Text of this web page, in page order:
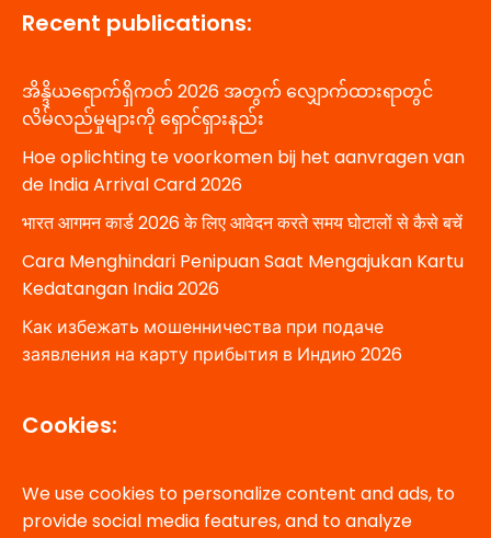
Recent publications:
အိန္ဒိယရောက်ရှိကတ် 2026 အတွက် လျှောက်ထားရာတွင်
လိမ်လည်မှုများကို ရှောင်ရှားနည်း
Hoe oplichting te voorkomen bij het aanvragen van
de India Arrival Card 2026
भारत आगमन कार्ड 2026 के लिए आवेदन करते समय घोटालों से कैसे बचें
Cara Menghindari Penipuan Saat Mengajukan Kartu
Kedatangan India 2026
Как избежать мошенничества при подаче
заявления на карту прибытия в Индию 2026
Cookies:
We use cookies to personalize content and ads, to
provide social media features, and to analyze